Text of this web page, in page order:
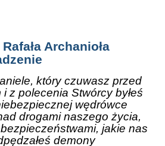
Archanioła
który czuwasz przed
z polecenia Stwórcy byłeś
wędrówce
drogami naszego życia,
jakie nas
demony